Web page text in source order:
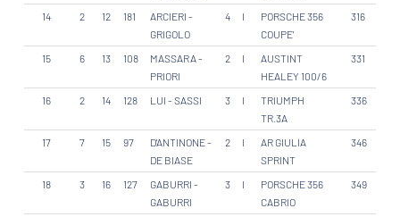
14 2 12 181
ARCIERI -
GRIGOLO
4 I
PORSCHE 356
COUPE'
316
15 6 13 108
MASSARA -
PRIORI
2 I
AUSTINT
HEALEY 100/6
331
16 2 14 128 LUI - SASSI 3 I
TRIUMPH
TR.3A
336
17 7 15 97
D'ANTINONE -
DE BIASE
2 I
AR GIULIA
SPRINT
346
18 3 16 127
GABURRI -
GABURRI
3 I
PORSCHE 356
CABRIO
349